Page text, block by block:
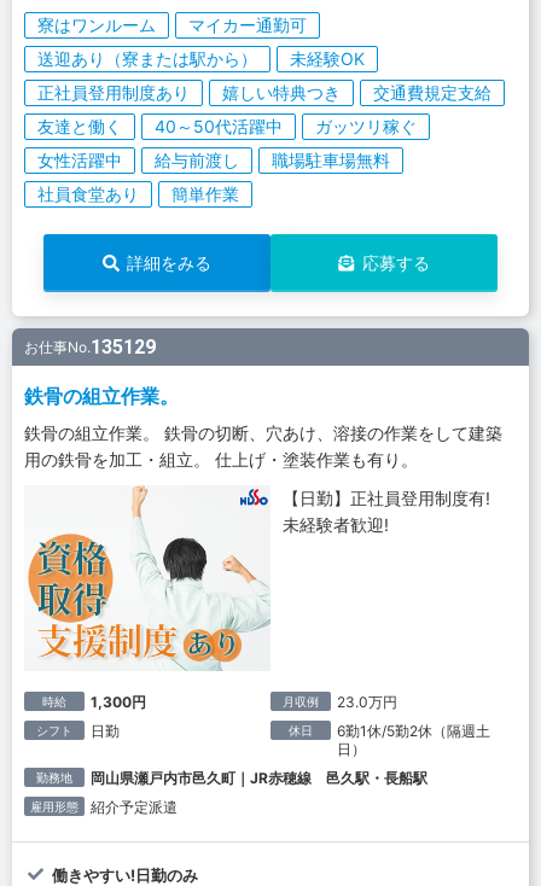
寮はワンルーム
マイカー通勤可
送迎あり（寮または駅から）
未経験OK
正社員登用制度あり
嬉しい特典つき
交通費規定支給
友達と働く
40～50代活躍中
ガッツリ稼ぐ
女性活躍中
給与前渡し
職場駐車場無料
社員食堂あり
簡単作業
詳細をみる 応募する
お仕事No.135129
鉄骨の組立作業。
鉄骨の組立作業。 鉄骨の切断、穴あけ、溶接の作業をして建築
用の鉄骨を加工・組立。 仕上げ・塗装作業も有り。
【日勤】正社員登用制度有!
未経験者歓迎!
時給 1,300円 月収例 23.0万円
シフト 日勤 休日
6勤1休/5勤2休（隔週土
日）
勤務地 岡山県瀬戸内市邑久町｜JR赤穂線 邑久駅・長船駅
雇用形態 紹介予定派遣
働きやすい!日勤のみ